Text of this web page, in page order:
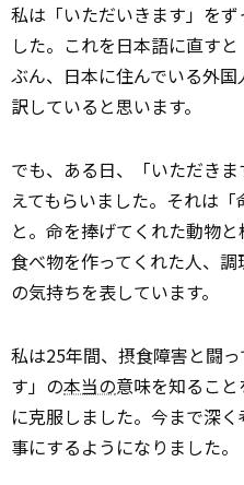
私は「いただいきます」を
した。これを日本語に直す
ぶん、日本に住んでいる外国
訳していると思います。
でも、ある日、「いただき
えてもらいました。それは
と。命を捧げてくれた動物と
食べ物を作ってくれた人、
の気持ちを表しています。
私は25年間、摂食障害と闘
す」の本当の意味を知るこ
に克服しました。今まで深
事にするようになりました。